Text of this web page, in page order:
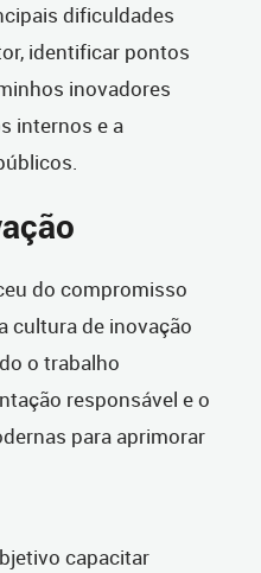
dificuldades
identificar pontos
inovadores
internos e a
do compromisso
cultura de inovação
o trabalho
responsável e o
para aprimorar
capacitar